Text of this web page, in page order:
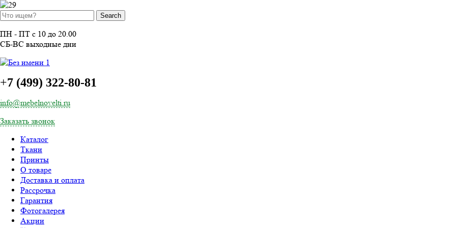
ПН - ПТ с 10 до 20.00
СБ-ВС выходные дни
+7 (499) 322-80-81
info@mebelnovelti.ru
Заказать звонок
Каталог
Ткани
Принты
О товаре
Доставка и оплата
Рассрочка
Гарантия
Фотогалерея
Акции